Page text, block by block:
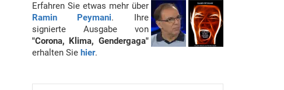
Erfahren Sie etwas mehr über
Ramin Peymani. Ihre
signierte Ausgabe von
"Corona, Klima, Gendergaga"
erhalten Sie hier.